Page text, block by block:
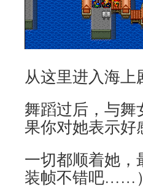
从这里进入海
舞蹈过后，与
果你对她表示好
一切都顺着她
装帧不错吧……）